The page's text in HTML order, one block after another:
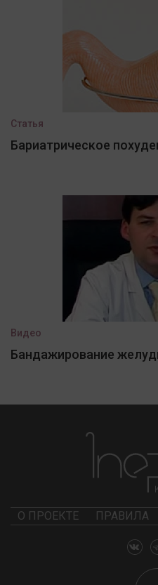
Статья
Бариатрическое
Видео
Бандажирование
О ПРОЕКТЕ ПРАВИЛА